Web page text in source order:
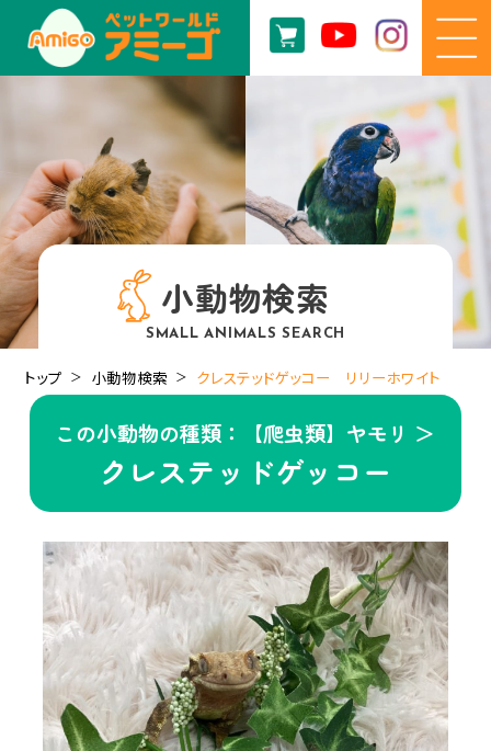
小動物検索
SMALL ANIMALS SEARCH
トップ 小動物検索 クレステッドゲッコー リリーホワイト
この小動物の種類：【爬虫類】ヤモリ ＞
クレステッドゲッコー